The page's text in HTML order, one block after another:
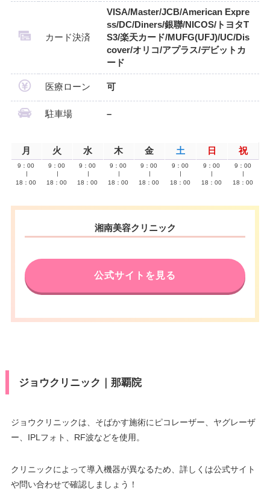
カード決済
VISA/Master/JCB/American Expre
ss/DC/Diners/銀聯/NICOS/トヨタT
S3/楽天カード/MUFG(UFJ)/UC/Dis
cover/オリコ/アプラス/デビットカ
ード
医療ローン 可
駐車場 –
月 火 水 木 金 土 日 祝
9：00
18：00
9：00
18：00
9：00
18：00
9：00
18：00
9：00
18：00
9：00
18：00
9：00
18：00
9：00
18：00
湘南美容クリニック
公式サイトを見る
ジョウクリニック｜那覇院
ジョウクリニックは、そばかす施術にピコレーザー、ヤグレーザ
ー、IPLフォト、RF波などを使用。
クリニックによって導入機器が異なるため、詳しくは公式サイト
や問い合わせで確認しましょう！